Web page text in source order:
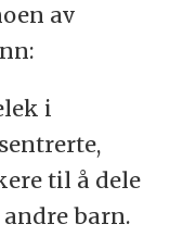
av
i
til å dele
barn.